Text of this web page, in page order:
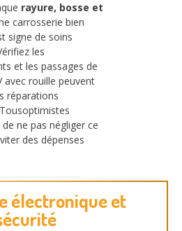
rayure, bosse et
carrosserie bien
signe de soins
les
et les passages de
avec rouille peuvent
réparations
ne pas négliger ce
des dépenses
électronique et